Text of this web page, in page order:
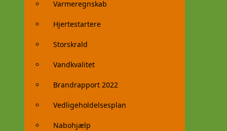
Varmeregnskab
Hjertestartere
Storskrald
Vandkvalitet
Brandrapport 2022
Vedligeholdelsesplan
Nabohjælp